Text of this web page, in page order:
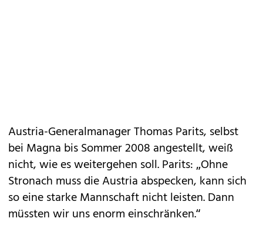
Austria-Generalmanager Thomas Parits, selbst
bei Magna bis Sommer 2008 angestellt, weiß
nicht, wie es weitergehen soll. Parits: „Ohne
Stronach muss die Austria abspecken, kann sich
so eine starke Mannschaft nicht leisten. Dann
müssten wir uns enorm einschränken.“